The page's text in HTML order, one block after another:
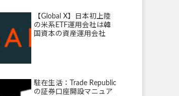
【Global X】日本初上陸
の米系ETF運用会社は韓
国資本の資産運用会社
駐在生活：Trade Republic
の証券口座開設マニュア